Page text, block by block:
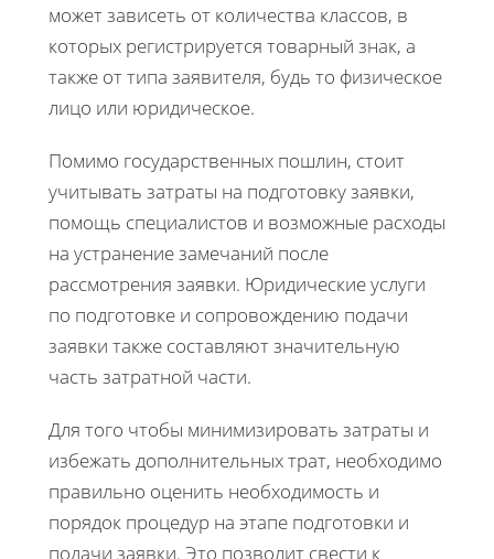
может зависеть от количества классов, в
которых регистрируется товарный знак, а
также от типа заявителя, будь то физическое
лицо или юридическое.
Помимо государственных пошлин, стоит
учитывать затраты на подготовку заявки,
помощь специалистов и возможные расходы
на устранение замечаний после
рассмотрения заявки. Юридические услуги
по подготовке и сопровождению подачи
заявки также составляют значительную
часть затратной части.
Для того чтобы минимизировать затраты и
избежать дополнительных трат, необходимо
правильно оценить необходимость и
порядок процедур на этапе подготовки и
подачи заявки. Это позволит свести к